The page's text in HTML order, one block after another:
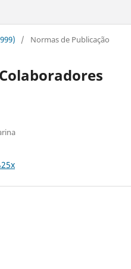
/ Normas de Publicação